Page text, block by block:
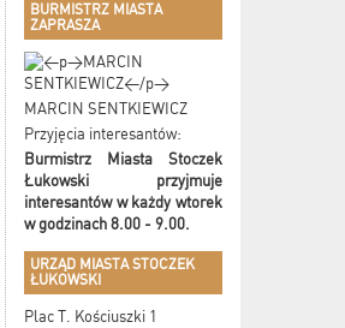
BURMISTRZ MIASTA
ZAPRASZA
MARCIN SENTKIEWICZ
Przyjęcia interesantów:
Burmistrz Miasta Stoczek
Łukowski przyjmuje
interesantów wkażdy wtorek
w godzinach 8.00 - 9.00.
URZĄD MIASTA STOCZEK
ŁUKOWSKI
Plac T. Kościuszki 1